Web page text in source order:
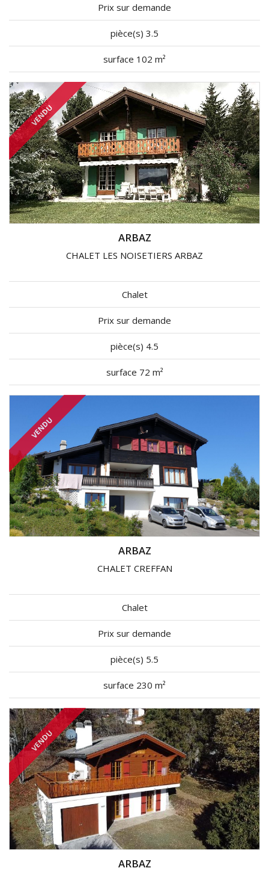
Prix sur demande
pièce(s) 3.5
surface 102 m²
VENDU
ARBAZ
CHALET LES NOISETIERS ARBAZ
Chalet
Prix sur demande
pièce(s) 4.5
surface 72 m²
VENDU
ARBAZ
CHALET CREFFAN
Chalet
Prix sur demande
pièce(s) 5.5
surface 230 m²
VENDU
ARBAZ